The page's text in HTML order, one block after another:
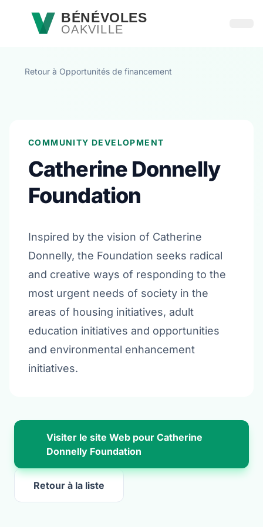
Passer au contenu principal
BÉNÉVOLES
OAKVILLE
Retour à Opportunités de financement
COMMUNITY DEVELOPMENT
Catherine Donnelly
Foundation
Inspired by the vision of Catherine
Donnelly, the Foundation seeks radical
and creative ways of responding to the
most urgent needs of society in the
areas of housing initiatives, adult
education initiatives and opportunities
and environmental enhancement
initiatives.
Visiter le site Web pour Catherine
Donnelly Foundation
Retour à la liste